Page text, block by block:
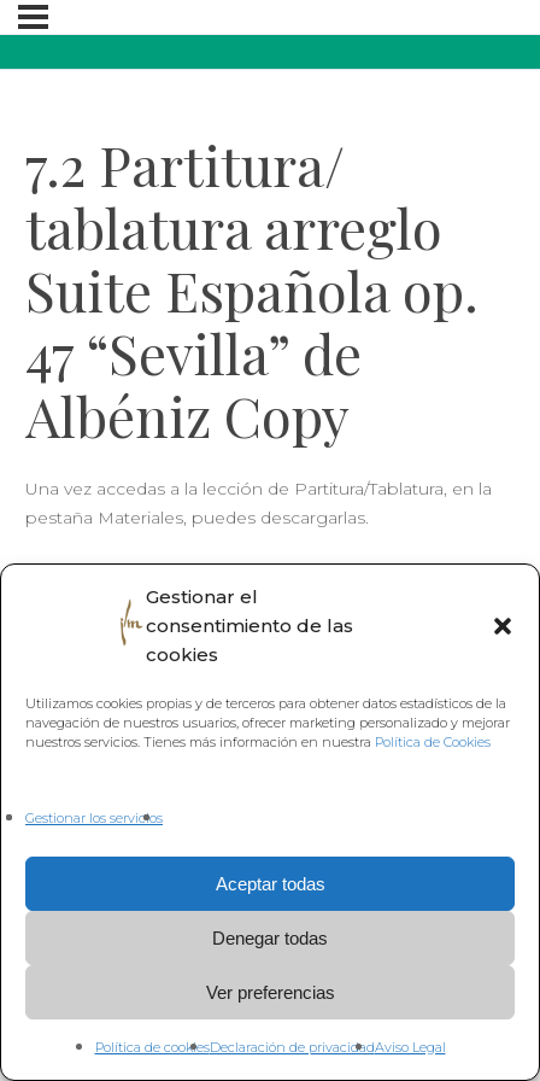
Gestionar el
consentimiento de las
cookies
Utilizamos cookies propias y de terceros para obtener datos estadísticos de la
navegación de nuestros usuarios, ofrecer marketing personalizado y mejorar
nuestros servicios. Tienes más información en nuestra Política de Cookies
Gestionar los servicios
Aceptar todas
Denegar todas
Ver preferencias
Política de cookiesDeclaración de privacidadAviso Legal
7.2 Partitura/
tablatura arreglo
Suite Española op.
47 “Sevilla” de
Albéniz Copy
Una vez accedas a la lección de Partitura/Tablatura, en la
pestaña Materiales, puedes descargarlas.